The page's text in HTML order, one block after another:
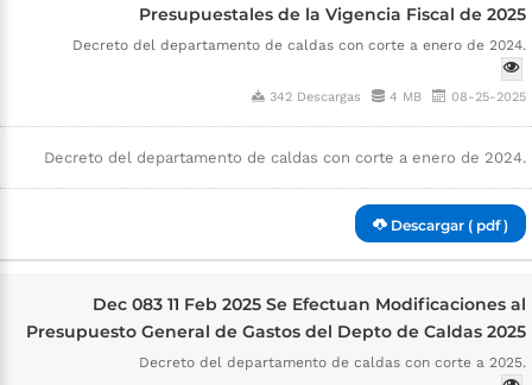
Presupuestales de la Vigencia Fiscal de 2025
Decreto del departamento de caldas con corte a enero de 2024.
342 Descargas 4 MB 08-25-2025
Decreto del departamento de caldas con corte a enero de 2024.
Descargar ( pdf )
Dec 083 11 Feb 2025 Se Efectuan Modificaciones al
Presupuesto General de Gastos del Depto de Caldas 2025
Decreto del departamento de caldas con corte a 2025.